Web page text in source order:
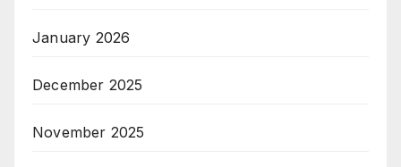
January 2026
December 2025
November 2025